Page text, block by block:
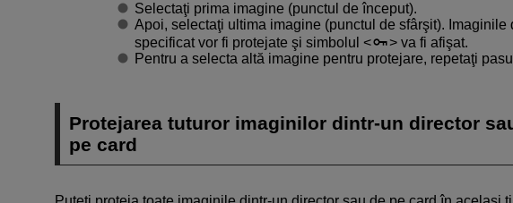
Selectaţi prima imagine (punctul de început).
Apoi, selectaţi ultima imagine (punctul de sfârşit). Imaginile
specificat vor fi protejate şi simbolul
va fi afişat.
Pentru a selecta altă imagine pentru protejare, repetaţi
Protejarea tuturor imaginilor dintr-un director
pe card